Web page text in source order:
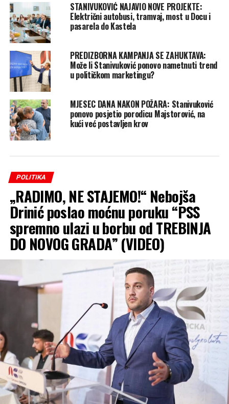
STANIVUKOVIĆ NAJAVIO NOVE PROJEKTE:
Električni autobusi, tramvaj, most u Docu i
pasarela do Kastela
PREDIZBORNA KAMPANJA SE ZAHUKTAVA:
Može li Stanivuković ponovo nametnuti trend
u političkom marketingu?
MJESEC DANA NAKON POŽARA: Stanivuković
ponovo posjetio porodicu Majstorović, na
kući već postavljen krov
POLITIKA
„RADIMO, NE STAJEMO!“ Nebojša
Drinić poslao moćnu poruku “PSS
spremno ulazi u borbu od TREBINJA
DO NOVOG GRADA” (VIDEO)